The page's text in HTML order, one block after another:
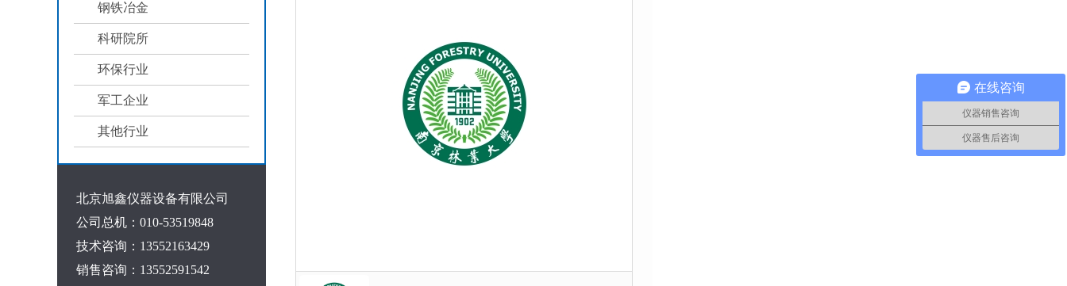
钢铁冶金
科研院所
环保行业
军工企业
其他行业
北京旭鑫仪器设备有限公司
公司总机：010-53519848
技术咨询：13552163429
销售咨询：13552591542
在线咨询
仪器销售咨询
仪器售后咨询